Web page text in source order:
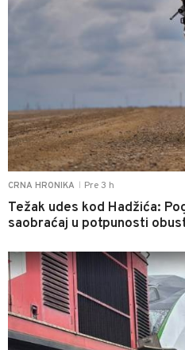
CRNA HRONIKA Pre 3 h
Težak udes kod Hadžića:
saobraćaj u potpunosti